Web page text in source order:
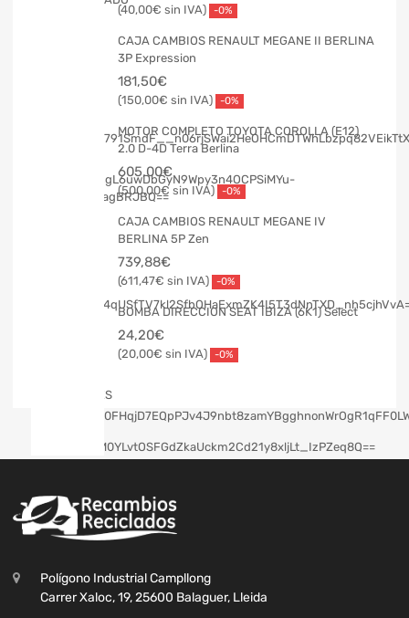
40,00€ -0%
CAJA CAMBIOS RENAULT MEGANE II BERLINA
3P Expression
181,50€
150,00€ -0%
MOTOR COMPLETO TOYOTA COROLLA (E12)
2.0 D-4D Terra Berlina
605,00€
500,00€ -0%
CAJA CAMBIOS RENAULT MEGANE IV
BERLINA 5P Zen
739,88€
611,47€ -0%
BOMBA DIRECCION SEAT IBIZA (6K1) Select
24,20€
20,00€ -0%
Polígono Industrial Campllong
Carrer Xaloc, 19, 25600 Balaguer, Lleida